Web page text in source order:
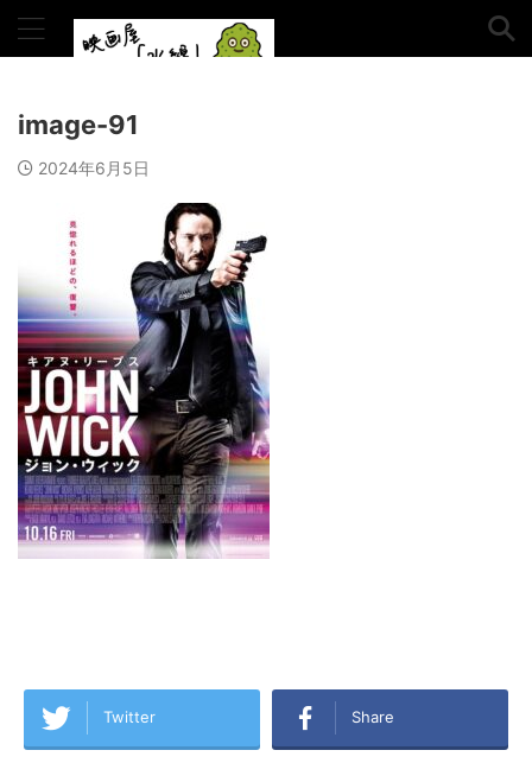
image-91
2024年6月5日
Twitter Share